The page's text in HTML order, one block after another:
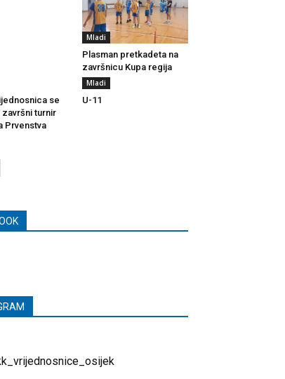
Mladi
Plasman pretkadeta na
završnicu Kupa regija
se
završni turnir
Prvenstva
Mladi
U-11